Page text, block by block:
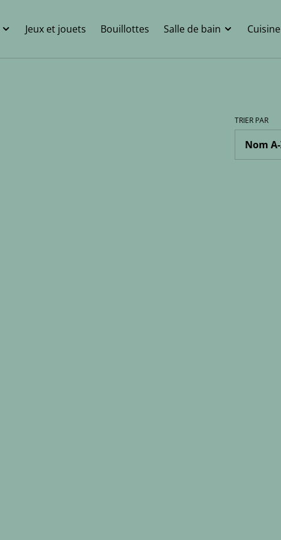
Jeux et jouets Bouillottes Salle de bain Cuisine
TRIER PAR